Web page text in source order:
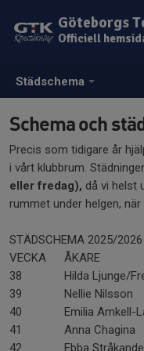
Städschema
Göteborgs
Officiell
Schema och
Precis som tidigare år
i vårt klubbrum.
eller fredag), då vi helst
rummet under helgen,
STÄDSCHEMA 2025/2026
VECKA
ÅKARE
38
Hilda Ljunge/
39
Nellie Nilsson
40
Emilia Amkell-
41
Anna Chagina
42
Ebba